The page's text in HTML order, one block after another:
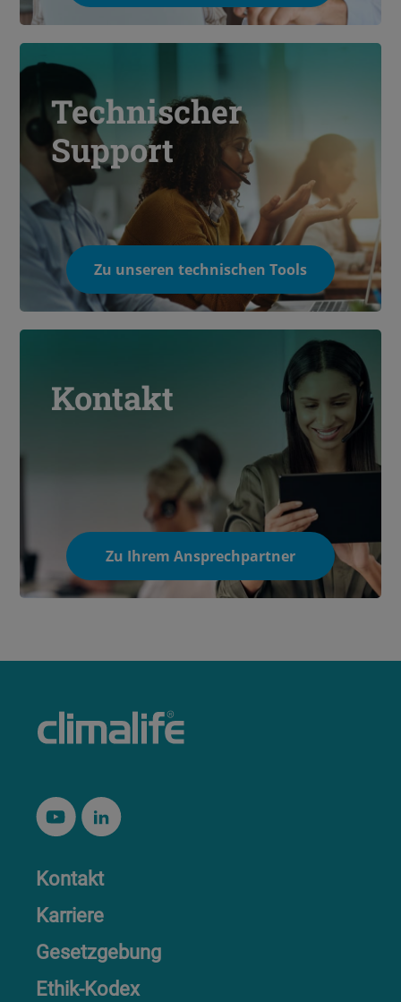
Technischer
Support
Zu unseren technischen Tools
Kontakt
Zu Ihrem Ansprechpartner
Kontakt
Karriere
Gesetzgebung
Ethik-Kodex